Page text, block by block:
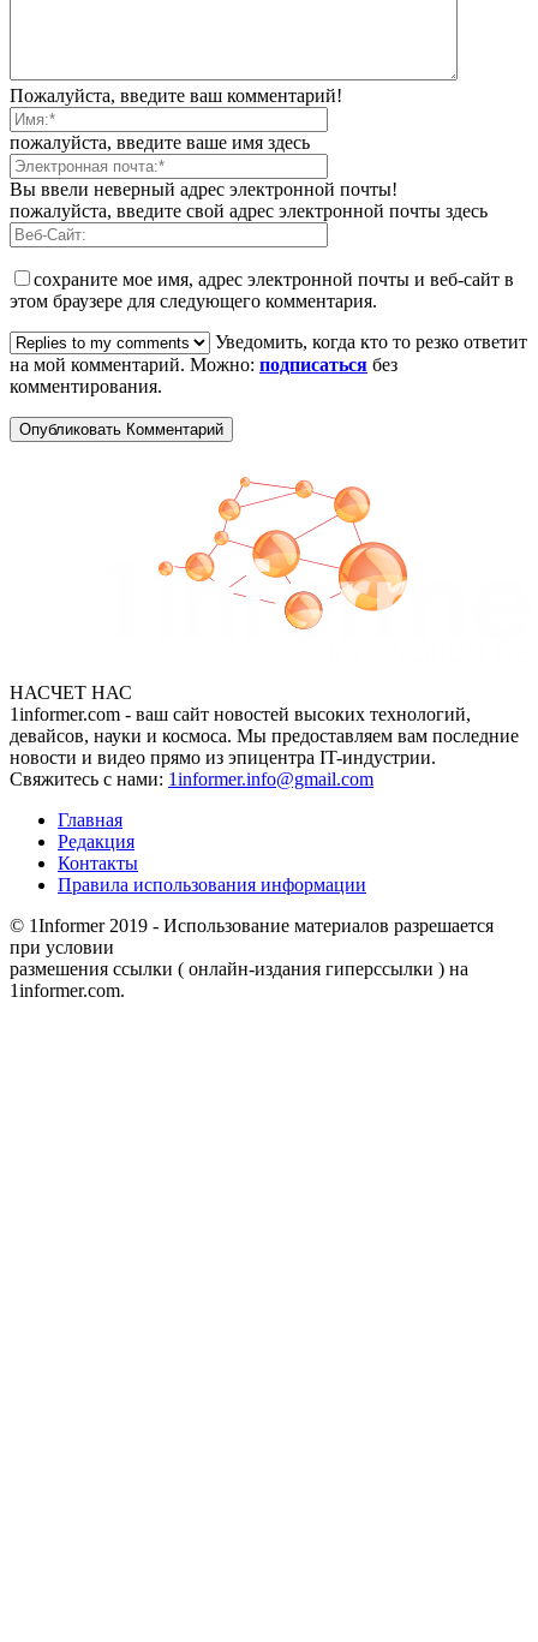
Пожалуйста, введите ваш комментарий!
пожалуйста, введите ваше имя здесь
Вы ввели неверный адрес электронной почты!
пожалуйста, введите свой адрес электронной почты здесь
сохраните мое имя, адрес электронной почты и веб-сайт в
этом браузере для следующего комментария.
Уведомить, когда кто то резко ответит
на мой комментарий. Можно: подписаться без
комментирования.
НАСЧЕТ НАС
1informer.com - ваш сайт новостей высоких технологий,
девайсов, науки и космоса. Мы предоставляем вам последние
новости и видео прямо из эпицентра IT-индустрии.
Свяжитесь с нами: 1informer.info@gmail.com
Главная
Редакция
Контакты
Правила использования информации
© 1Informer 2019 - Использование материалов разрешается
при условии
размешения ссылки ( онлайн-издания гиперссылки ) на
1informer.com.